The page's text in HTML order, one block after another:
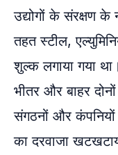
उद्योगों के संरक्षण
तहत स्टील,
शुल्क लगाया गया
भीतर और बाहर
संगठनों और
का दरवाजा